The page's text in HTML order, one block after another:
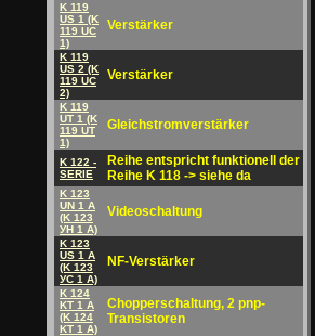
K 119
US 1 (K
119 UC
1)
Verstärker
K 119
US 2 (K
119 UC
2)
Verstärker
K 119
UT 1 (K
119 UT
1)
Gleichstromverstärker
K 122 -
SERIE
Reihe entspricht funktionell der
Reihe K 118 -> siehe da
K 123
UN 1 A
(K 123
УH 1 A)
Videoschaltung
K 123
US 1 A
(K 123
УC 1 A)
NF-Verstärker
K 124
KT 1 A
(K 124
KT 1 A)
Chopperschaltung, 2 pnp-
Transistoren